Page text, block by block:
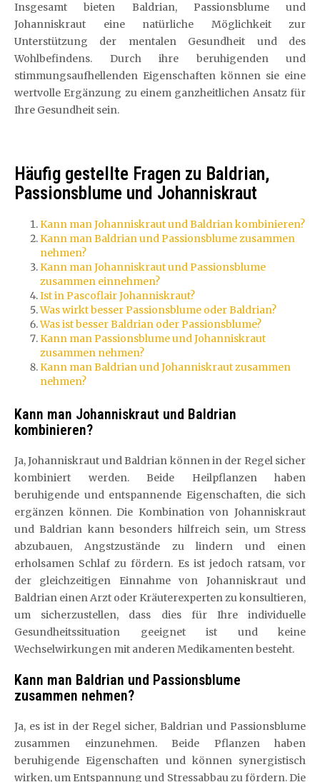
Insgesamt bieten Baldrian, Passionsblume und
Johanniskraut eine natürliche Möglichkeit zur
Unterstützung der mentalen Gesundheit und des
Wohlbefindens. Durch ihre beruhigenden und
stimmungsaufhellenden Eigenschaften können sie eine
wertvolle Ergänzung zu einem ganzheitlichen Ansatz für
Ihre Gesundheit sein.
Häufig gestellte Fragen zu Baldrian,
Passionsblume und Johanniskraut
Kann man Johanniskraut und Baldrian kombinieren?
Kann man Baldrian und Passionsblume zusammen
nehmen?
Kann man Johanniskraut und Passionsblume
zusammen einnehmen?
Ist in Pascoflair Johanniskraut?
Was wirkt besser Passionsblume oder Baldrian?
Was ist besser Baldrian oder Passionsblume?
Kann man Passionsblume und Johanniskraut
zusammen nehmen?
Kann man Baldrian und Johanniskraut zusammen
nehmen?
Kann man Johanniskraut und Baldrian
kombinieren?
Ja, Johanniskraut und Baldrian können in der Regel sicher
kombiniert werden. Beide Heilpflanzen haben
beruhigende und entspannende Eigenschaften, die sich
ergänzen können. Die Kombination von Johanniskraut
und Baldrian kann besonders hilfreich sein, um Stress
abzubauen, Angstzustände zu lindern und einen
erholsamen Schlaf zu fördern. Es ist jedoch ratsam, vor
der gleichzeitigen Einnahme von Johanniskraut und
Baldrian einen Arzt oder Kräuterexperten zu konsultieren,
um sicherzustellen, dass dies für Ihre individuelle
Gesundheitssituation geeignet ist und keine
Wechselwirkungen mit anderen Medikamenten besteht.
Kann man Baldrian und Passionsblume
zusammen nehmen?
Ja, es ist in der Regel sicher, Baldrian und Passionsblume
zusammen einzunehmen. Beide Pflanzen haben
beruhigende Eigenschaften und können synergistisch
wirken, um Entspannung und Stressabbau zu fördern. Die